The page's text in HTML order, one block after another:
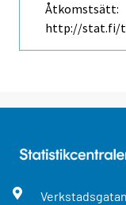
Åtkomstsätt:
http://stat.fi/
Verkstadsgatan